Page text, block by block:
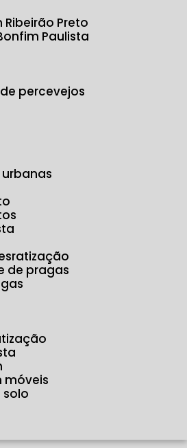
Preto
Paulista
percevejos
urbanas
de pragas
móveis
solo